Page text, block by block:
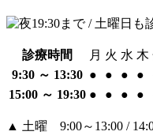
診療時間 月 火 水 木
9:30 ～ 13:30 ● ● ● ●
15:00 ～ 19:30 ● ● ● ●
▲ 土曜 9:00～13:00 /